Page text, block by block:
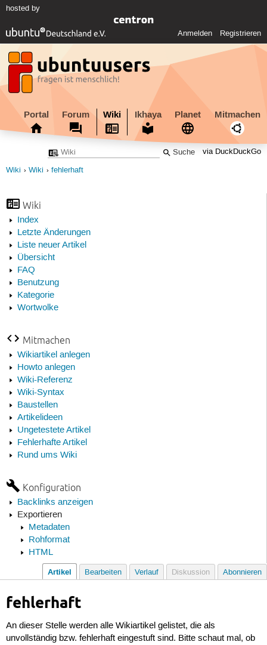
hosted by
Anmelden Registrieren
Portal Forum Wiki Ikhaya Planet Mitmachen
via DuckDuckGo
Wiki Wiki fehlerhaft
Wiki
Index
Letzte Änderungen
Liste neuer Artikel
Übersicht
FAQ
Benutzung
Kategorie
Wortwolke
Mitmachen
Wikiartikel anlegen
Howto anlegen
Wiki-Referenz
Wiki-Syntax
Baustellen
Artikelideen
Ungetestete Artikel
Fehlerhafte Artikel
Rund ums Wiki
Konfiguration
Backlinks anzeigen
Exportieren
Metadaten
Rohformat
HTML
Artikel Bearbeiten Verlauf Diskussion Abonnieren
fehlerhaft
An dieser Stelle werden alle Wikiartikel gelistet, die als
unvollständig bzw. fehlerhaft eingestuft sind. Bitte schaut mal, ob